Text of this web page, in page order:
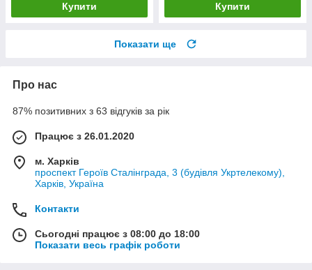
Купити Купити
Показати ще
Про нас
87% позитивних з 63 відгуків за рік
Працює з 26.01.2020
м. Харків
проспект Героїв Сталінграда, 3 (будівля Укртелекому),
Харків, Україна
Контакти
Сьогодні працює з 08:00 до 18:00
Показати весь графік роботи